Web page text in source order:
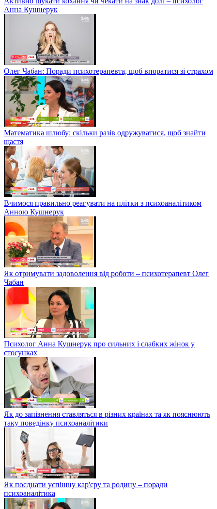
Анна Кушнерук
Олег Чабан: Поради психотерапевта, щоб впоратися зі страхом
Математика шлюбу: скільки разів одружуватися, щоб знайти
щастя
Вчимося правильно реагувати на плітки з психоаналітиком
Анною Кушнерук
Як отримувати задоволення від роботи – психотерапевт Олег
Чабан
Психолог Анна Кушнерук про сильних і слабких жінок у
стосунках
Як до запізнення ставляться в різних країнах та як пояснюють
таку поведінку психоаналітики
Як поєднати успішну кар'єру та родину – поради
психоаналітика